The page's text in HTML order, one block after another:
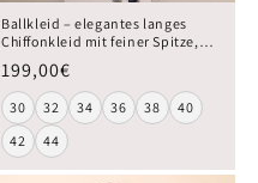
Ballkleid – elegantes langes
Chiffonkleid mit feiner Spitze,
199,00€
30 32 34 36 38
40
42
44